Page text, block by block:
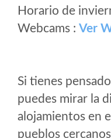
Horario de
Webcams : Ver
Si tienes
puedes mirar la
alojamientos en
pueblos cercanos